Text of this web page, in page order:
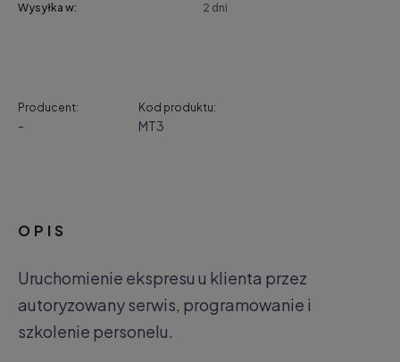
Wysyłka w: 2 dni
Producent:
-
Kod produktu:
MT3
OPIS
Uruchomienie ekspresu u klienta przez
autoryzowany serwis, programowanie i
szkolenie personelu.